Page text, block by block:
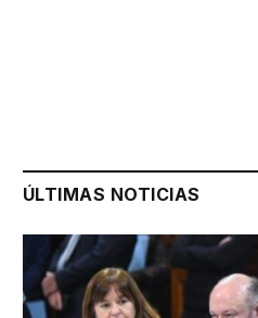
ÚLTIMAS NOTICIAS